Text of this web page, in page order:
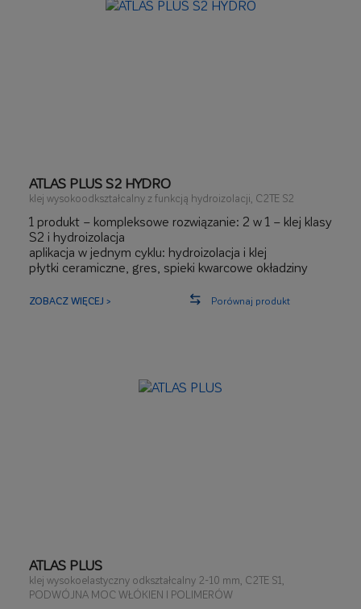
ATLAS PLUS S2 HYDRO
klej wysokoodkształcalny z funkcją hydroizolacji, C2TE S2
1 produkt – kompleksowe rozwiązanie: 2 w 1 – klej klasy
S2 i hydroizolacja
aplikacja w jednym cyklu: hydroizolacja i klej
płytki ceramiczne, gres, spieki kwarcowe okładziny
tarasy, balkony, elewacje, łazienki, kuchnie, odpływy
ZOBACZ WIĘCEJ > Porównaj produkt
ATLAS PLUS
klej wysokoelastyczny odkształcalny 2-10 mm, C2TE S1,
PODWÓJNA MOC WŁÓKIEN I POLIMERÓW